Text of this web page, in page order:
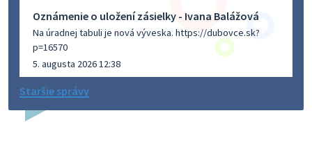
Oznámenie o uložení zásielky - Ivana Balážová
Na úradnej tabuli je nová výveska. https://dubovce.sk?
p=16570
5. augusta 2026 12:38
Dovolenka - MUDr. Marián Sivoň
Staršie správy